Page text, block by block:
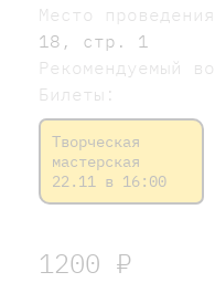
Место
18, стр. 1
Рекомендуемый
Билеты:
Творческая
мастерская
22.11 в 16:00
1200 ₽